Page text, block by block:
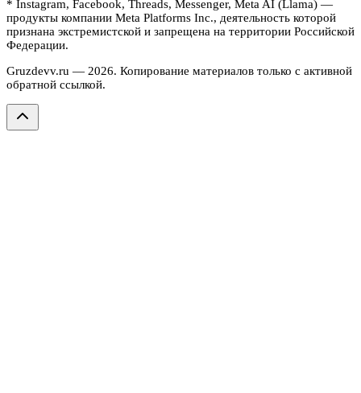
* Instagram, Facebook, Threads, Messenger, Meta AI (Llama) —
продукты компании Meta Platforms Inc., деятельность которой
признана экстремистской и запрещена на территории Российской
Федерации.
Gruzdevv.ru — 2026. Копирование материалов только с активной
обратной ссылкой.